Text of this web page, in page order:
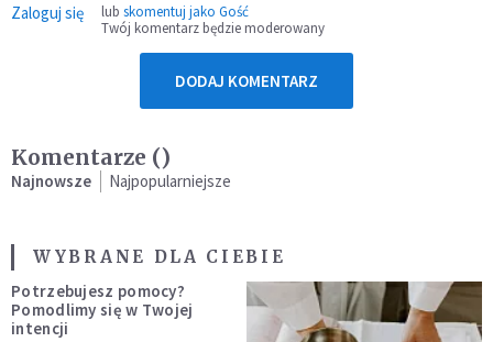
Zaloguj się lub skomentuj jako Gość
Twój komentarz będzie moderowany
DODAJ KOMENTARZ
Komentarze ()
Najnowsze Najpopularniejsze
WYBRANE DLA CIEBIE
Potrzebujesz pomocy?
Pomodlimy się w Twojej
intencji